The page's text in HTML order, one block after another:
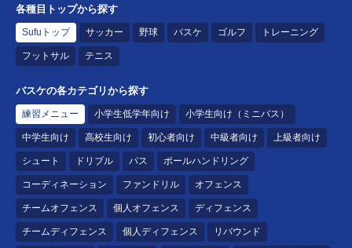
各種目トップから探す
Sufuトップ サッカー 野球 バスケ ゴルフ トレーニング
フットサル テニス
バスケの各カテゴリから探す
練習メニュー 小学生低学年向け 小学生向け（ミニバス）
中学生向け 高校生向け 初心者向け 中級者向け 上級者向け
シュート ドリブル パス ボールハンドリング
コーディネーション ファンドリル オフェンス
チームオフェンス 個人オフェンス ディフェンス
チームディフェンス 個人ディフェンス リバウンド